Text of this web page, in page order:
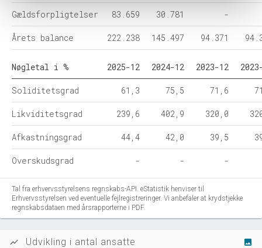
Gældsforpligtelser 83.659 30.781 -
Årets balance 222.238 145.497 94.371
Nøgletal i % 2025-12 2024-12 2023-12
Soliditetsgrad 61,3 75,5 71,6
Likviditetsgrad 239,6 402,9 320,0
Afkastningsgrad 44,4 42,0 39,5
Overskudsgrad - - -
Tal fra erhvervsstyrelsens regnskabs-API. eStatistik henviser til
Erhvervsstyrelsen ved eventuelle fejlregistreringer. Vi anbefaler at krydstjekke
regnskabsdataen med årsrapporterne i PDF.
show_chart Udvikling i antal ansatte image